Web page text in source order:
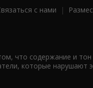
с нами |
что содержание и
которые нарушают